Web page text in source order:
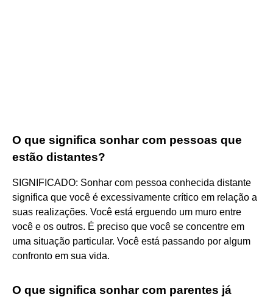
O que significa sonhar com pessoas que
estão distantes?
SIGNIFICADO: Sonhar com pessoa conhecida distante
significa que você é excessivamente crítico em relação a
suas realizações. Você está erguendo um muro entre
você e os outros. É preciso que você se concentre em
uma situação particular. Você está passando por algum
confronto em sua vida.
O que significa sonhar com parentes já